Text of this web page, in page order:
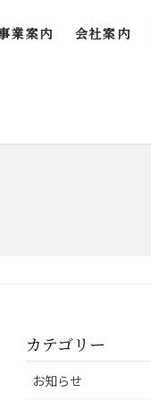
業案内 会社案内
カテゴリー
お知らせ